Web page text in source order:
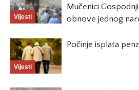
Vijesti
Mučenici
obnove jednog
Vijesti
Počinje isplata